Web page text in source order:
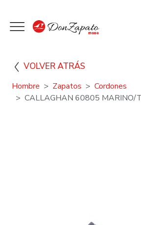
VOLVER ATRÁS
Hombre Zapatos
Cordones
CALLAGHAN 60805 MARINO/